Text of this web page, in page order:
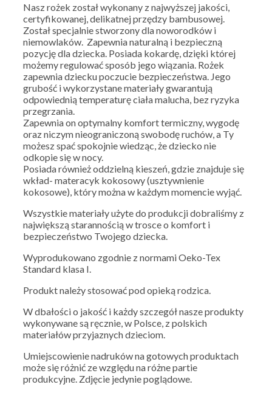
Nasz rożek został wykonany z najwyższej jakości,
certyfikowanej, delikatnej przędzy bambusowej.
Został specjalnie stworzony dla noworodków i
niemowlaków. Zapewnia naturalną i bezpieczną
pozycję dla dziecka. Posiada kokardę, dzięki której
możemy regulować sposób jego wiązania. Rożek
zapewnia dziecku poczucie bezpieczeństwa. Jego
grubość i wykorzystane materiały gwarantują
odpowiednią temperaturę ciała malucha, bez ryzyka
przegrzania.
Zapewnia on optymalny komfort termiczny, wygodę
oraz niczym nieograniczoną swobodę ruchów, a Ty
możesz spać spokojnie wiedząc, że dziecko nie
odkopie się w nocy.
Posiada również oddzielną kieszeń, gdzie znajduje się
wkład- materacyk kokosowy (usztywnienie
kokosowe), który można w każdym momencie wyjąć.
Wszystkie materiały użyte do produkcji dobraliśmy z
największą starannością w trosce o komfort i
bezpieczeństwo Twojego dziecka.
Wyprodukowano zgodnie z normami Oeko-Tex
Standard klasa I.
Produkt należy stosować pod opieką rodzica.
W dbałości o jakość i każdy szczegół nasze produkty
wykonywane są ręcznie, w Polsce, z polskich
materiałów przyjaznych dzieciom.
Umiejscowienie nadruków na gotowych produktach
może się różnić ze względu na różne partie
produkcyjne. Zdjęcie jedynie poglądowe.